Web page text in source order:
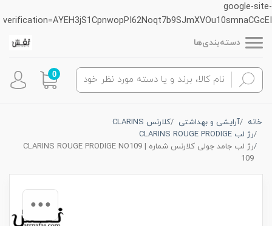
google-site-
verification=AYEH3jS1CpnwopPI62Noqt7b9SJmXVOu10smnaCGcEI
دسته‌بندی‌ها
0
خانه آرایشی و بهداشتی
کلارنس CLARINS
رژ لب CLARINS ROUGE PRODIGE
رژ لب جامد جولی کلارنس شماره CLARINS ROUGE PRODIGE NO109 |
109